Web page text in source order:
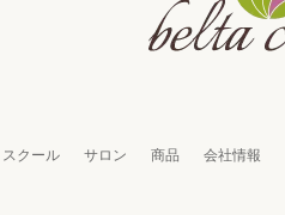
スクール サロン 商品 会社情報